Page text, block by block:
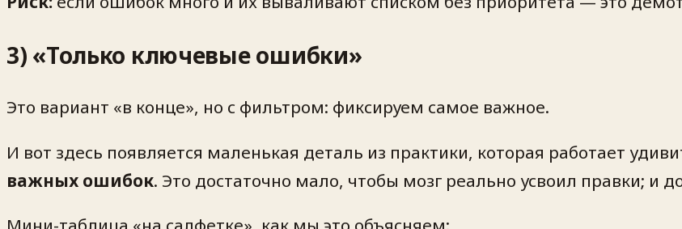
3) «Только ключевые ошибки»
Это вариант «в конце», но с фильтром: фиксируем самое важное.
И вот здесь появляется маленькая деталь из практики, которая работает
важных ошибок. Это достаточно мало, чтобы мозг реально усвоил правки; и